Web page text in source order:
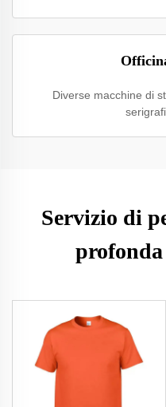
Diverse macchine di
Servizio di